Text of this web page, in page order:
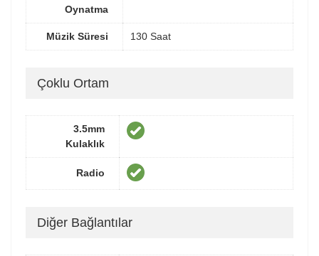
Oynatma
Müzik Süresi 130 Saat
Çoklu Ortam
3.5mm
Kulaklık
Radio
Diğer Bağlantılar